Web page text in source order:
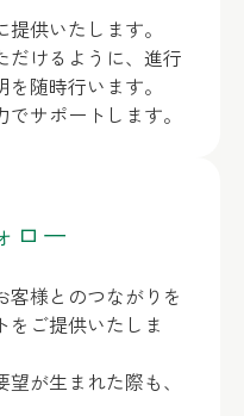
供いたします。
だけるように、進行
随時行います。
サポートします。
ロー
客様とのつながりを
をご提供いたしま
が生まれた際も、